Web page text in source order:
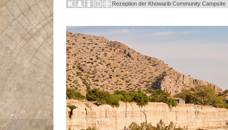
Rezeption der Khowarib Community Campsite